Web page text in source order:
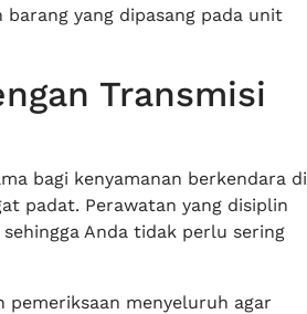
yang dipasang pada unit
Transmisi
bagi kenyamanan berkendara di
padat. Perawatan yang disiplin
Anda tidak perlu sering
menyeluruh agar